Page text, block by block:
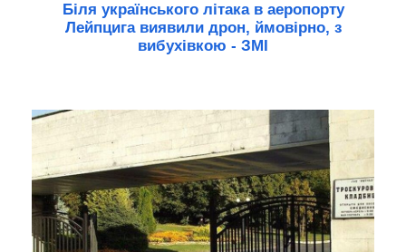
Біля українського літака в аеропорту
Лейпцига виявили дрон, ймовірно, з
вибухівкою - ЗМІ